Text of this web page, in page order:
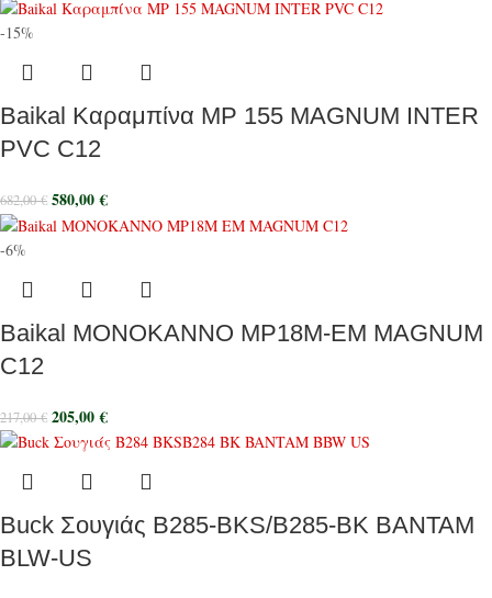
-15%
Baikal Καραμπίνα MP 155 MAGNUM INTER
PVC C12
682,00€ 580,00€
-6%
Baikal ΜΟΝΟΚΑΝΝΟ MP18M-EM MAGNUM
C12
217,00€ 205,00€
Buck Σουγιάς B285-BKS/B285-BK BANTAM
BLW-US